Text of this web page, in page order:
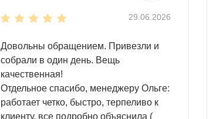
29.06.2026
Довольны обращением. Привезли и
собрали в один день. Вещь
качественная!
Отдельное спасибо, менеджеру Ольге:
работает четко, быстро, терпеливо к
клиенту, все подробно объяснила (